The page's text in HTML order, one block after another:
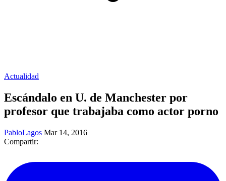
Actualidad
Escándalo en U. de Manchester por
profesor que trabajaba como actor porno
PabloLagos Mar 14, 2016
Compartir: